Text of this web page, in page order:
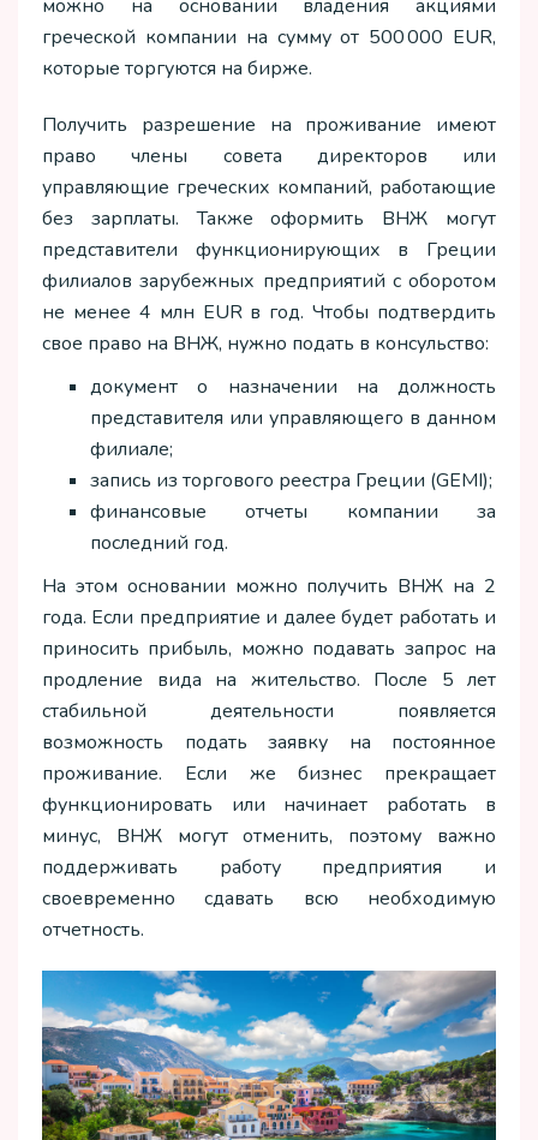
можно на основании владения акциями
греческой компании на сумму от 500 000 EUR,
которые торгуются на бирже.
Получить разрешение на проживание имеют
право члены совета директоров или
управляющие греческих компаний, работающие
без зарплаты. Также оформить ВНЖ могут
представители функционирующих в Греции
филиалов зарубежных предприятий с оборотом
не менее 4 млн EUR в год. Чтобы подтвердить
свое право на ВНЖ, нужно подать в консульство:
документ о назначении на должность
представителя или управляющего в данном
филиале;
запись из торгового реестра Греции (GEMI);
финансовые отчеты компании за
последний год.
На этом основании можно получить ВНЖ на 2
года. Если предприятие и далее будет работать и
приносить прибыль, можно подавать запрос на
продление вида на жительство. После 5 лет
стабильной деятельности появляется
возможность подать заявку на постоянное
проживание. Если же бизнес прекращает
функционировать или начинает работать в
минус, ВНЖ могут отменить, поэтому важно
поддерживать работу предприятия и
своевременно сдавать всю необходимую
отчетность.